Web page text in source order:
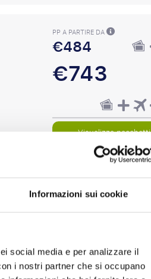
Informazioni sui cookie
social media e per analizzare il
i nostri partner che si occupano
PP A PARTIRE DA
€484
€743
Visualizza pacchetti
Visualizza pacchetti